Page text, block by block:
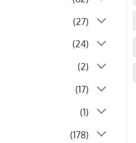
(27)
(24)
(2)
(17)
(1)
(178)